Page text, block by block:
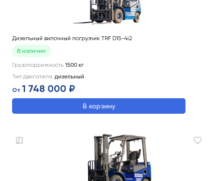
Дизельный вилочный погрузчик TRF D15-4i2
В наличии
Грузоподъемность 1500 кг
Тип двигателя дизельный
От 1 748 000 ₽
В корзину